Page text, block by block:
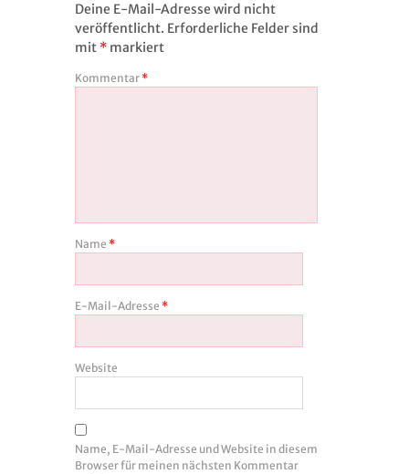
Deine E-Mail-Adresse wird nicht
veröffentlicht. Erforderliche Felder sind
mit * markiert
Kommentar *
Name *
E-Mail-Adresse *
Website
Name, E-Mail-Adresse und Website in diesem
Browser für meinen nächsten Kommentar